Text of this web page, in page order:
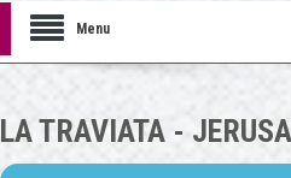
Menu
LA TRAVIATA -